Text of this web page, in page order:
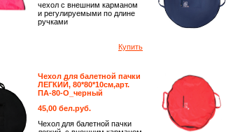
чехол с внешним карманом
и регулируемыми по длине
ручками
Купить
Чехол для балетной пачки
ЛЕГКИЙ, 80*80*10см,арт.
ПА-80-О_черный
45,00 бел.руб.
Чехол для балетной пачки